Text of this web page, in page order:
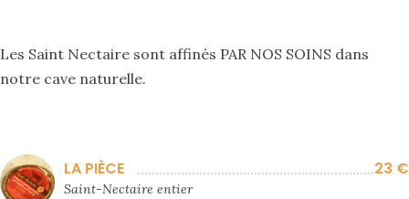
Les Saint Nectaire sont affinés PAR NOS SOINS dans
notre cave naturelle.
LA PIÈCE 23 €
Saint-Nectaire entier